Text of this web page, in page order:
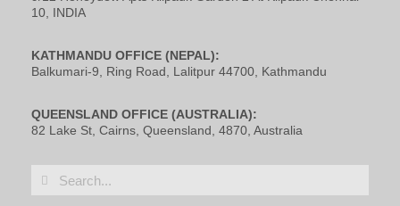
10, INDIA
KATHMANDU OFFICE (NEPAL):
Balkumari-9, Ring Road, Lalitpur 44700, Kathmandu
QUEENSLAND OFFICE (AUSTRALIA):
82 Lake St, Cairns, Queensland, 4870, Australia